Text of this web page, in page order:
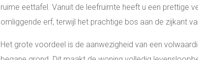
ruime eettafel. Vanuit de leefruimte heeft u een prettige
omliggende erf, terwijl het prachtige bos aan de zijkant
Het grote voordeel is de aanwezigheid van een